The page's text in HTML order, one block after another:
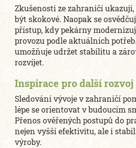
Zkušenosti ze zahraničí
být skokové. Naopak se
přístup, kdy pekárny
provozu podle aktuálních
umožňuje udržet stabilitu a
rozvíjet.
Inspirace pro další rozvoj
Sledování vývoje v zahraničí
lépe se orientovat v budoucím
Přenos ověřených postupů do
nejen vyšší efektivitu, ale i
výroby.